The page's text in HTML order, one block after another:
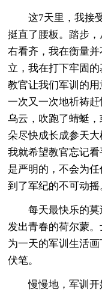
这7天里，我接
挺直了腰板。踏步
右看齐，我在衡量
立，我在打下牢固
教官让我们军训的
一次又一次地祈祷
乌云，吹跑了蜻蜓
朵尽快成长成参天
我就希望教官忘记
是严明的，不会为
到了军纪的不可动摇
每天最快乐的
发出青春的荷尔蒙
为一天的军训生活
伏笔。
慢慢地，军训